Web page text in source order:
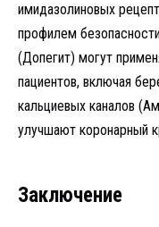
имидазолиновых
профилем
(Допегит) могут
пациентов, включая
кальциевых каналов
улучшают коронарный
Заключение